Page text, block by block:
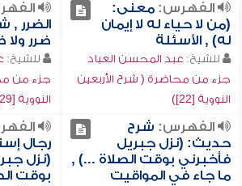
الفهرس:معنى:
(من لا حياء له لا إيمان
له) , الأسئلة
للشيخ: عبد المحسن العباد
جزء من محاضرة ( شرح الأربعين
النووية [22])
الضرر ,
ضرر ولا
للشيخ:
جزء من
النووية [29])
الفهرس: شرح
حديث: (نزل جبريل
فأخبرني بوقت الصلاة ...) ,
ما جاء في المواقيت
رجال
(نزل
بوقت